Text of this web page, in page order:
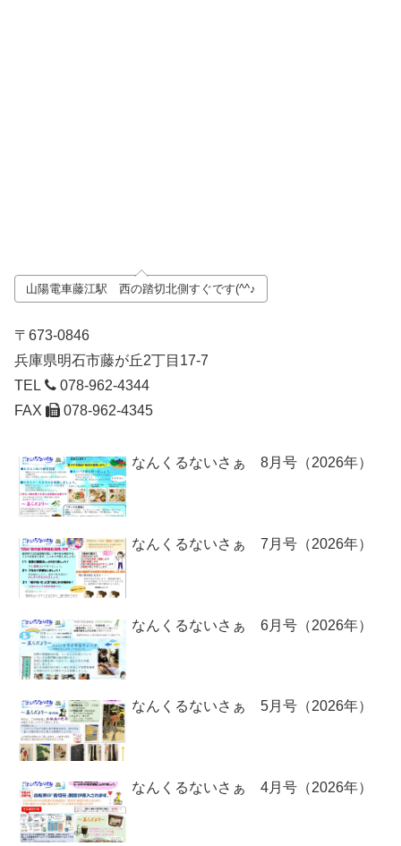
山陽電車藤江駅 西の踏切北側すぐです(^^♪
〒673-0846
兵庫県明石市藤が丘2丁目17-7
TEL
078-962-4344
FAX
078-962-4345
なんくるないさぁ 8月号（2026年）
なんくるないさぁ 7月号（2026年）
なんくるないさぁ 6月号（2026年）
なんくるないさぁ 5月号（2026年）
なんくるないさぁ 4月号（2026年）